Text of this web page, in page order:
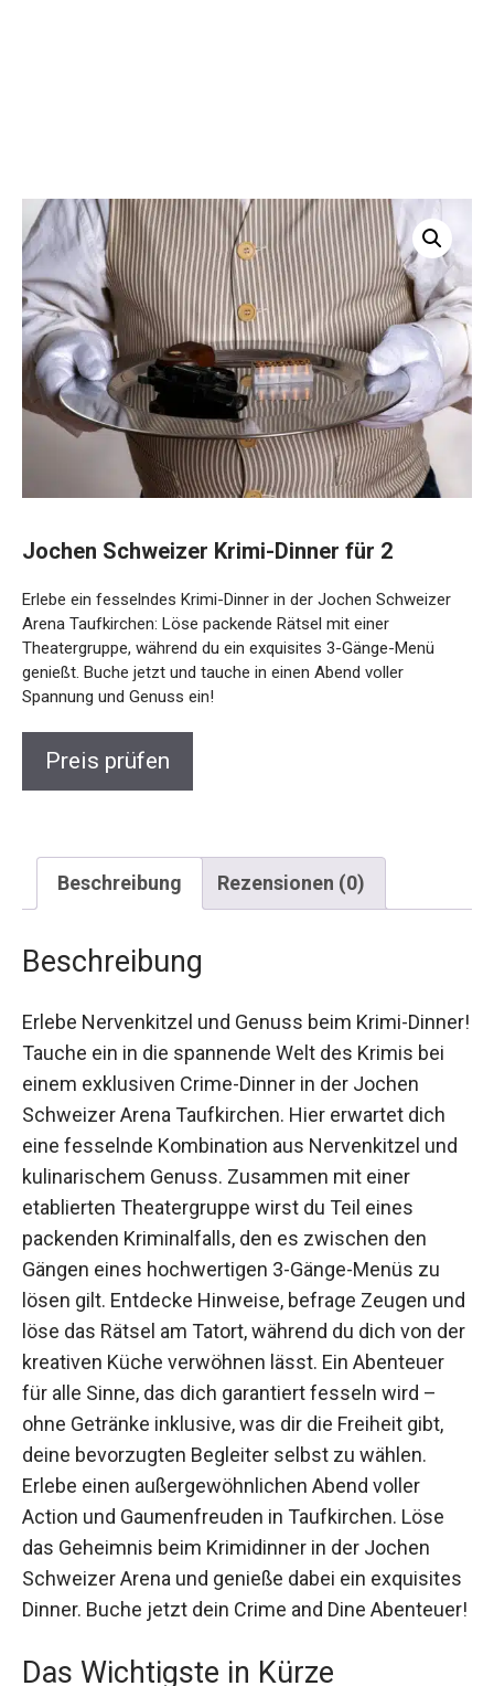
Jochen Schweizer Krimi-Dinner für 2
Erlebe ein fesselndes Krimi-Dinner in der Jochen Schweizer
Arena Taufkirchen: Löse packende Rätsel mit einer
Theatergruppe, während du ein exquisites 3-Gänge-Menü
genießt. Buche jetzt und tauche in einen Abend voller
Spannung und Genuss ein!
Preis prüfen
Beschreibung Rezensionen (0)
Beschreibung
Erlebe Nervenkitzel und Genuss beim Krimi-
Dinner! Tauche ein in die spannende Welt des
Krimis bei einem exklusiven Crime-Dinner in der
Jochen Schweizer Arena Taufkirchen. Hier
erwartet dich eine fesselnde Kombination aus
Nervenkitzel und kulinarischem Genuss.
Zusammen mit einer etablierten Theatergruppe
wirst du Teil eines packenden Kriminalfalls, den
es zwischen den Gängen eines hochwertigen 3-
Gänge-Menüs zu lösen gilt. Entdecke Hinweise,
befrage Zeugen und löse das Rätsel am Tatort,
während du dich von der kreativen Küche
verwöhnen lässt. Ein Abenteuer für alle Sinne,
das dich garantiert fesseln wird – ohne Getränke
inklusive, was dir die Freiheit gibt, deine
bevorzugten Begleiter selbst zu wählen. Erlebe
einen außergewöhnlichen Abend voller Action
und Gaumenfreuden in Taufkirchen. Löse das
Geheimnis beim Krimidinner in der Jochen
Schweizer Arena und genieße dabei ein
Dine Abenteuer!